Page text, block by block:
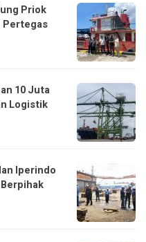
Priok
Pertegas
10 Juta
Logistik
Iperindo